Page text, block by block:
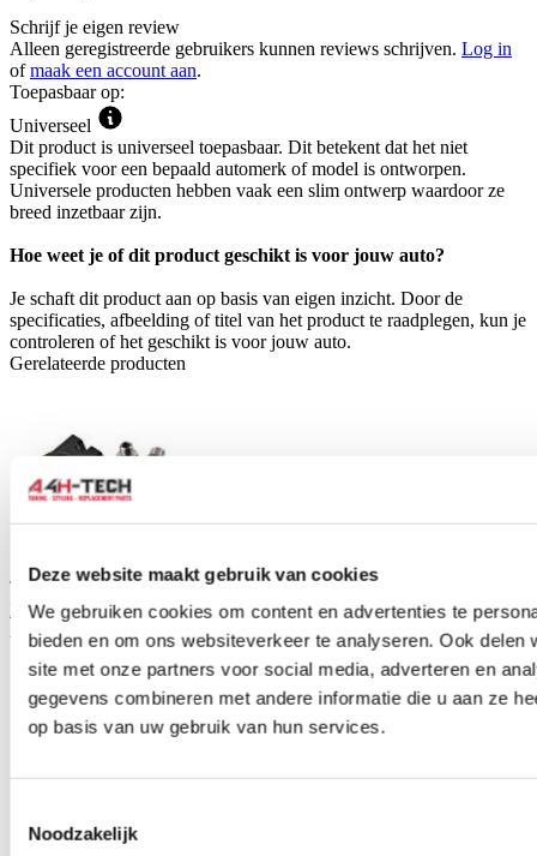
Deze website maakt gebruik van cookies
We gebruiken cookies om content en advertenties te
bieden en om ons websiteverkeer te analyseren. Ook
site met onze partners voor social media, adverteren en
gegevens combineren met andere informatie die u aan ze
op basis van uw gebruik van hun services.
Noodzakelijk
Schrijf je eigen review
Alleen geregistreerde gebruikers kunnen reviews schrijven. Log in
ofmaak een account aan.
Toepasbaar op:
Universeel
Dit product is universeel toepasbaar. Dit betekent dat het niet
specifiek voor een bepaald automerk of model is ontworpen.
Universele producten hebben vaak een slim ontwerp waardoor ze
breed inzetbaar zijn.
Hoe weet je of dit product geschikt is voor jouw auto?
Je schaft dit product aan op basis van eigen inzicht. Door de
specificaties, afbeelding of titel van het product te raadplegen, kun je
controleren of het geschikt is voor jouw auto.
Gerelateerde producten
TIP
D1 Spec oliekoeler adaptor met Thermostaat 82 graden (universeel)
Artikelcode: D1-A038-9